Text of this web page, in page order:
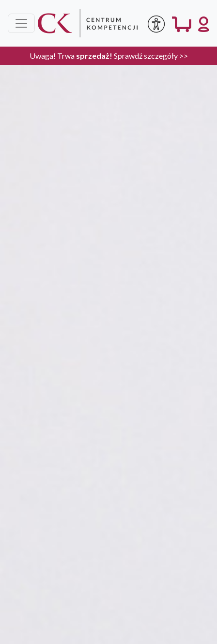
Uwaga! Trwa sprzedaż! Sprawdź szczegóły >>